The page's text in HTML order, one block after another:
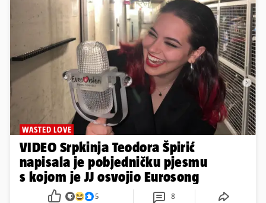
WASTED LOVE
VIDEO Srpkinja Teodora Špirić
napisala je pobjedničku pjesmu
s kojom je JJ osvojio Eurosong
5 8